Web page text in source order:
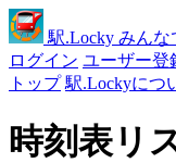
駅.Locky みんな
ログイン ユーザー登
トップ 駅.Lockyにつ
時刻表リ